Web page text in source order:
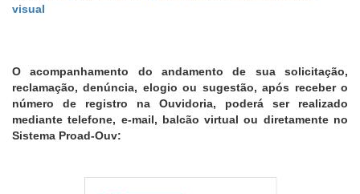
visual
O acompanhamento do andamento de sua solicitação,
reclamação, denúncia, elogio ou sugestão, após receber o
número de registro na Ouvidoria, poderá ser realizado
mediante telefone, e-mail, balcão virtual ou diretamente no
Sistema Proad-Ouv: